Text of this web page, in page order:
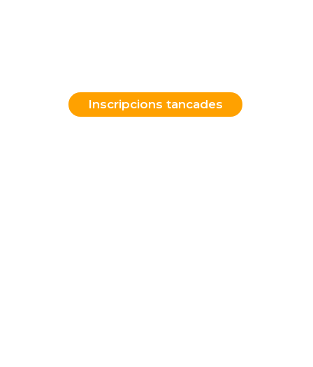
Inscripcions tancades